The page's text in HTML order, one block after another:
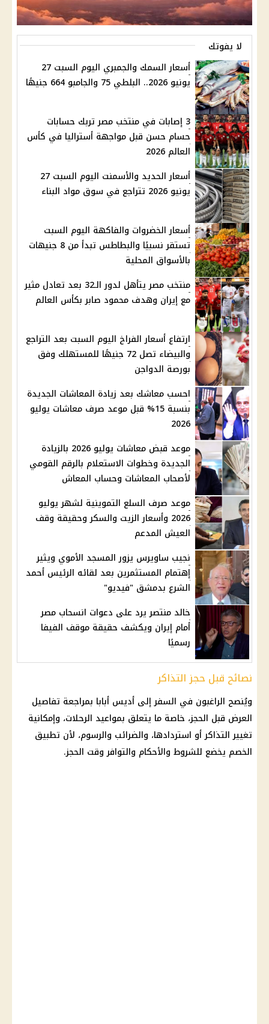
لا يفوتك
أسعار السمك والجمبري اليوم السبت 27
يونيو 2026.. البلطي 75 والجامبو 664 جنيهًا
3 إصابات في منتخب مصر تربك حسابات
حسام حسن قبل مواجهة أستراليا في كأس
العالم 2026
أسعار الحديد والأسمنت اليوم السبت 27
يونيو 2026 تتراجع في سوق مواد البناء
أسعار الخضروات والفاكهة اليوم السبت
تستقر نسبيًا والبطاطس تبدأ من 8 جنيهات
بالأسواق المحلية
منتخب مصر يتأهل لدور الـ32 بعد تعادل مثير
مع إيران وهدف محمود صابر بكأس العالم
ارتفاع أسعار الفراخ اليوم السبت بعد التراجع
والبيضاء تصل 72 جنيهًا للمستهلك وفق
بورصة الدواجن
احسب معاشك بعد زيادة المعاشات الجديدة
بنسبة 15% قبل موعد صرف معاشات يوليو
2026
موعد قبض معاشات يوليو 2026 بالزيادة
الجديدة وخطوات الاستعلام بالرقم القومي
لأصحاب المعاشات وحساب المعاش
موعد صرف السلع التموينية لشهر يوليو
2026 وأسعار الزيت والسكر وحقيقة وقف
العيش المدعم
نجيب ساويرس يزور المسجد الأموي ويثير
إهتمام المستثمرين بعد لقائه الرئيس أحمد
الشرع بدمشق "فيديو"
خالد منتصر يرد على دعوات انسحاب مصر
أمام إيران ويكشف حقيقة موقف الفيفا
رسميًا
نصائح قبل حجز التذاكر
ويُنصح الراغبون في السفر إلى أديس أبابا بمراجعة تفاصيل
العرض قبل الحجز، خاصة ما يتعلق بمواعيد الرحلات، وإمكانية
تغيير التذاكر أو استردادها، والضرائب والرسوم، لأن تطبيق
الخصم يخضع للشروط والأحكام والتوافر وقت الحجز.